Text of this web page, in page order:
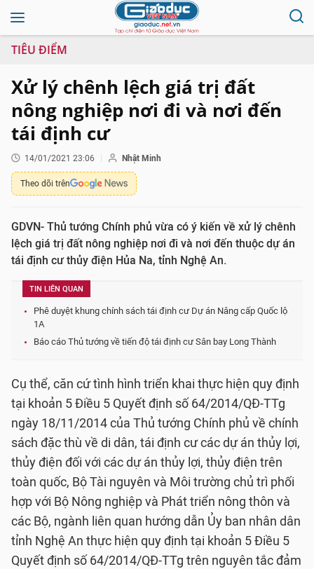
TIÊU ĐIỂM
Xử lý chênh lệch giá trị đất
nông nghiệp nơi đi và nơi đến
tái định cư
14/01/2021 23:06 Nhật Minh
Theo dõi trên
GDVN- Thủ tướng Chính phủ vừa có ý kiến về xử lý chênh
lệch giá trị đất nông nghiệp nơi đi và nơi đến thuộc dự án
tái định cư thủy điện Hủa Na, tỉnh Nghệ An.
TIN LIÊN QUAN
Phê duyệt khung chính sách tái định cư Dự án Nâng cấp Quốc lộ
1A
Báo cáo Thủ tướng về tiến độ tái định cư Sân bay Long Thành
Cụ thể, căn cứ tình hình triển khai thực hiện quy định
tại khoản 5 Điều 5 Quyết định số 64/2014/QĐ-TTg
ngày 18/11/2014 của Thủ tướng Chính phủ về chính
sách đặc thù về di dân, tái định cư các dự án thủy lợi,
thủy điện đối với các dự án thủy lợi, thủy điện trên
toàn quốc, Bộ Tài nguyên và Môi trường chủ trì phối
hợp với Bộ Nông nghiệp và Phát triển nông thôn và
các Bộ, ngành liên quan hướng dẫn Ủy ban nhân dân
tỉnh Nghệ An thực hiện quy định tại khoản 5 Điều 5
Quyết định số 64/2014/QĐ-TTg trên nguyên tắc đảm